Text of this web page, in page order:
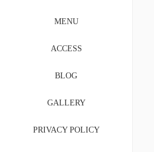
MENU
ACCESS
BLOG
GALLERY
PRIVACY POLICY